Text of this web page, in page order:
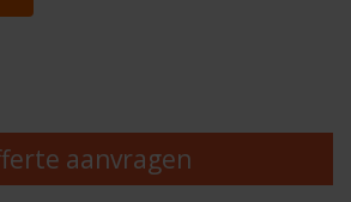
aanvragen